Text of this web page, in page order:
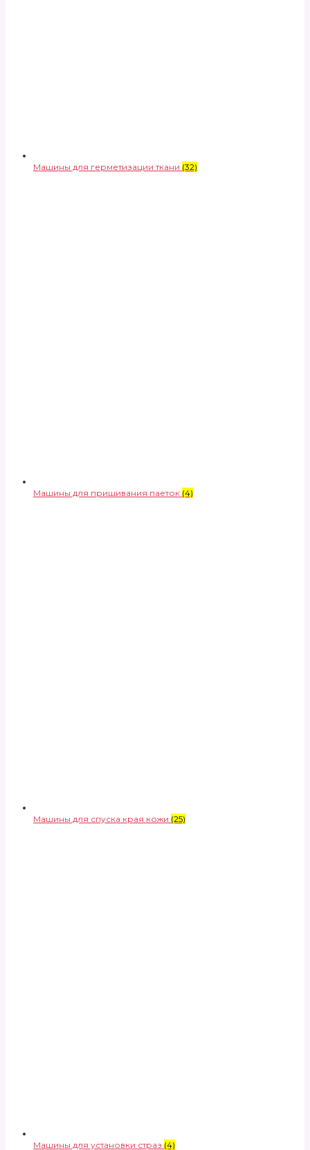
Машины для герметизации ткани (32)
Машины для пришивания паеток (4)
Машины для спуска края кожи (25)
Машины для установки страз (4)